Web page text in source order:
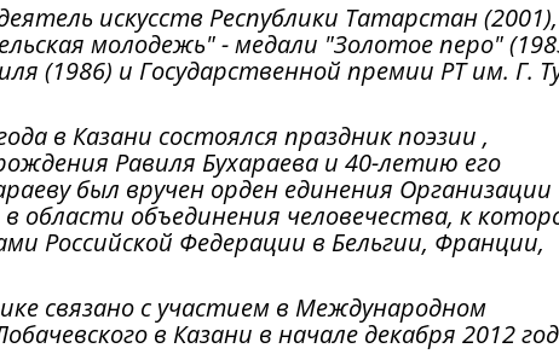
искусств Республики Татарстан (2001),
молодежь" - медали "Золотое перо"
(1986) и Государственной премии РТ им. Г.
в Казани состоялся праздник поэзии ,
Равиля Бухараева и 40-летию его
был вручен орден единения Организации
области объединения человечества, к
Российской Федерации в Бельгии, Франции,
связано с участием в Международном
в Казани в начале декабря 2012